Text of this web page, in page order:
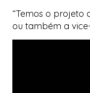
“Temos o projeto
ou também a